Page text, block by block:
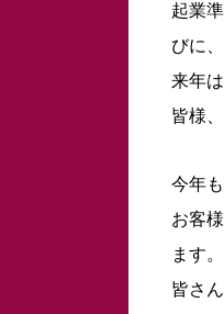
起業
びに
来年
皆様
今年
お客
ます。
皆さ